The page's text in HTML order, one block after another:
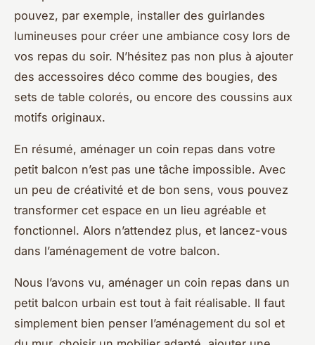
pouvez, par exemple, installer des guirlandes
lumineuses pour créer une ambiance cosy lors de
vos repas du soir. N’hésitez pas non plus à ajouter
des accessoires déco comme des bougies, des
sets de table colorés, ou encore des coussins aux
motifs originaux.
En résumé, aménager un coin repas dans votre
petit balcon n’est pas une tâche impossible. Avec
un peu de créativité et de bon sens, vous pouvez
transformer cet espace en un lieu agréable et
fonctionnel. Alors n’attendez plus, et lancez-vous
dans l’aménagement de votre balcon.
Nous l’avons vu, aménager un coin repas dans un
petit balcon urbain est tout à fait réalisable. Il faut
simplement bien penser l’aménagement du sol et